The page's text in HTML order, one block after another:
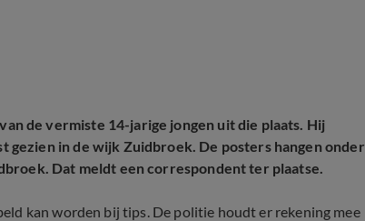
de vermiste 14-jarige jongen uit die plaats. Hij
in de wijk Zuidbroek. De posters hangen onder
Dat meldt een correspondent ter plaatse.
kan worden bij tips. De politie houdt er rekening mee